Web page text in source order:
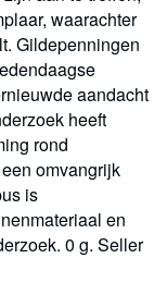
waarachter
Gildepenningen
aandacht
heeft
rond
omvangrijk
is
en
0 g. Seller